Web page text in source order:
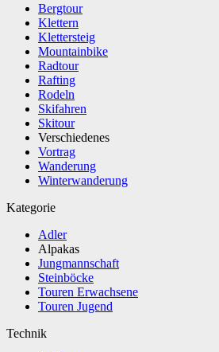
Bergtour
Klettern
Klettersteig
Mountainbike
Radtour
Rafting
Rodeln
Skifahren
Skitour
Verschiedenes
Vortrag
Wanderung
Winterwanderung
Kategorie
Adler
Alpakas
Jungmannschaft
Steinböcke
Touren Erwachsene
Touren Jugend
Technik